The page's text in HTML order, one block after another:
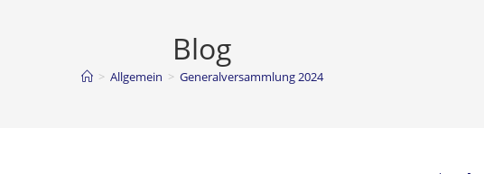
Blog
> Allgemein > Generalversammlung 2024